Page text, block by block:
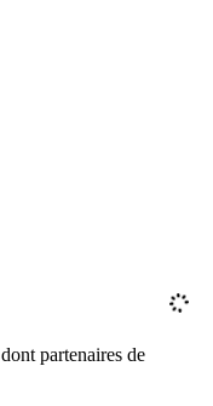
dont partenaires de